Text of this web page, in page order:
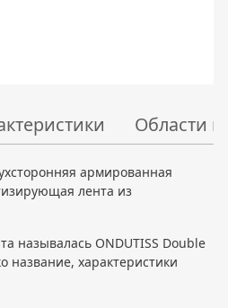
Области
армированная
лента из
называлась ONDUTISS Double
название, характеристики